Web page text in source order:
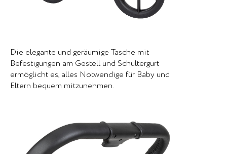
Die elegante und geräumige Tasche mit
Befestigungen am Gestell und Schultergurt
ermöglicht es, alles Notwendige für Baby und
Eltern bequem mitzunehmen.